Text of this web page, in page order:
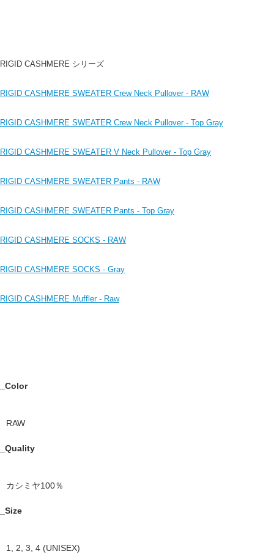
RIGID CASHMERE シリーズ
RIGID CASHMERE SWEATER Crew Neck Pullover - RAW
RIGID CASHMERE SWEATER Crew Neck Pullover - Top Gray
RIGID CASHMERE SWEATER V Neck Pullover - Top Gray
RIGID CASHMERE SWEATER Pants - RAW
RIGID CASHMERE SWEATER Pants - Top Gray
RIGID CASHMERE SOCKS - RAW
RIGID CASHMERE SOCKS - Gray
RIGID CASHMERE Muffler - Raw
_Color
RAW
_Quality
カシミヤ100％
_Size
1, 2, 3, 4 (UNISEX)